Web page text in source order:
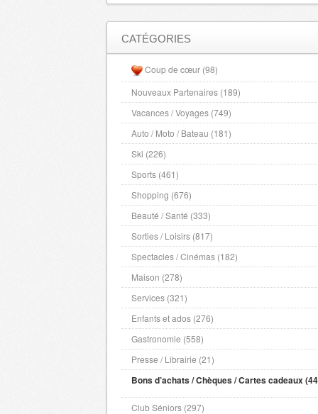
CATÉGORIES
Coup de cœur (98)
Nouveaux Partenaires (189)
Vacances / Voyages (749)
Auto / Moto / Bateau (181)
Ski (226)
Sports (461)
Shopping (676)
Beauté / Santé (333)
Sorties / Loisirs (817)
Spectacles / Cinémas (182)
Maison (278)
Services (321)
Enfants et ados (276)
Gastronomie (558)
Presse / Librairie (21)
Bons d’achats / Chèques / Cartes cadeaux
Club Séniors (297)